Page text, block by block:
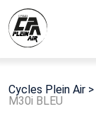
Cycles Plein Air >
M30i BLEU